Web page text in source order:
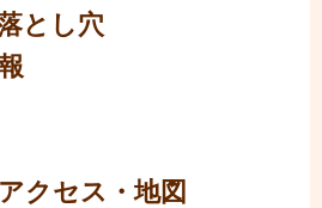
とし穴
クセス・地図